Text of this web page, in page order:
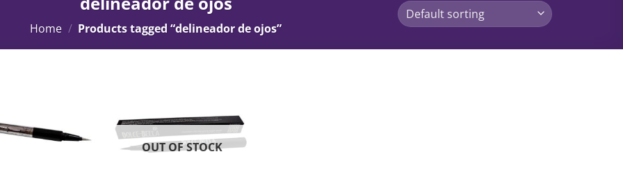
Home / Products tagged “delineador de ojos”
OUT OF STOCK